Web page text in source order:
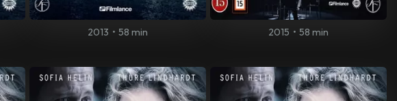
2013 • 58 min 2015 • 58 min